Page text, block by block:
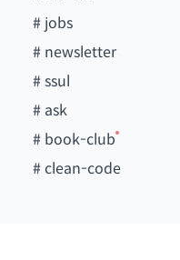
# jobs
# newsletter
#ssul
# ask
# book-club
#clean-code